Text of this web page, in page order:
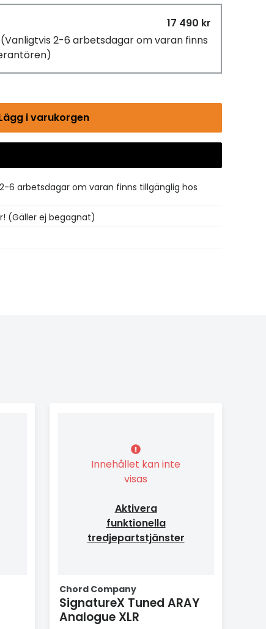
17 490 kr
(Vanligtvis 2-6 arbetsdagar om varan finns
i varukorgen
6 arbetsdagar om varan finns tillgänglig hos
(Gäller ej begagnat)
Innehållet kan inte
visas
Aktivera
funktionella
tredjepartstjänster
Chord Company
SignatureX Tuned ARAY
Analogue XLR